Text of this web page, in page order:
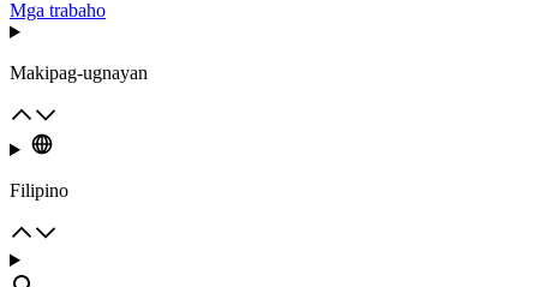
Mga trabaho
Makipag-ugnayan
Filipino